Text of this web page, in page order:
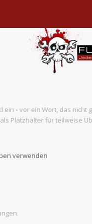
ein - vor ein Wort, das nicht
Platzhalter für teilweise
verwenden